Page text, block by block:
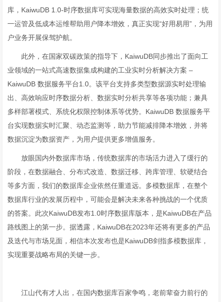
库，KaiwuDB 1.0-时序数据库可实现海量数据的高效实时处理；统
一运管及低成本运维帮助用户降本增效，真正实现“好用易用”，为用
户业务开展保驾护航。
此外，在国家双碳政策的指导下，KaiwuDB同步推出了面向工
业领域的一站式高速数据集成构建的工业实时分析解决方案 –
KaiwuDB 数据服务平台1.0。该平台支持多类型数据源实时处理输
出、高效响应时序数据分析、数据实时分析共享等各项功能；兼具
多样部署模式、系统化权限控制体系等优势。KaiwuDB 数据服务平
台实现数据实时汇聚、动态监测等，助力节能减排降本增效，并将
数据沉淀为数据资产，为用户提供更多增值服务。
放眼国内外数据库市场，传统数据库的市场活力进入了缓行的
阶段，在数据融合、分布式改造、数据迁移、跨库管理、软硬结合
等多方面，我们的数据库企业依然任重道远。多模数据库，在整个
数据库行业的发展历程中，可能会是解决未来各种挑战的一个优质
的答案。此次KaiwuDB发布1.0时序数据库版本，是KaiwuDB在产品
路线图上的第一步。据透露，KaiwuDB在2023年还将有更多的产品
及迭代与市场见面，相信本次发布也是KaiwuDB剑指多模数据库，
实现重要战略布局的关键一步。
江山代有才人出，在国内数据库百家争鸣，老前辈奋力前行的